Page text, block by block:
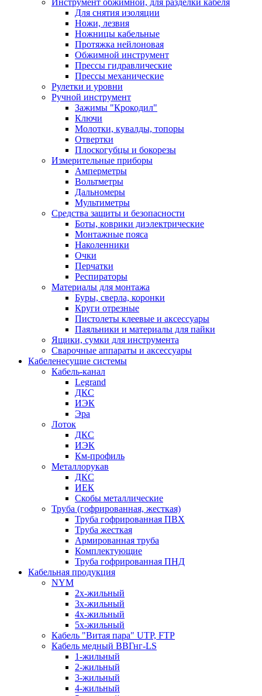
Для снятия изоляции
Ножи, лезвия
Ножницы кабельные
Протяжка нейлоновая
Обжимной инструмент
Прессы гидравлические
Прессы механические
Рулетки и уровни
Ручной инструмент
Зажимы "Крокодил"
Ключи
Молотки, кувалды, топоры
Отвертки
Плоскогубцы и бокорезы
Измерительные приборы
Амперметры
Вольтметры
Дальномеры
Мультиметры
Средства защиты и безопасности
Боты, коврики диэлектрические
Монтажные пояса
Наколенники
Очки
Перчатки
Респираторы
Материалы для монтажа
Буры, сверла, коронки
Круги отрезные
Пистолеты клеевые и аксессуары
Паяльники и материалы для пайки
Ящики, сумки для инструмента
Сварочные аппараты и аксессуары
Кабеленесущие системы
Кабель-канал
Legrand
ДКС
ИЭК
Эра
Лоток
ДКС
ИЭК
Км-профиль
Металлорукав
ДКС
ИЕК
Скобы металлические
Труба (гофрированная, жесткая)
Труба гофрированная ПВХ
Труба жесткая
Армированная труба
Комплектующие
Труба гофрированная ПНД
Кабельная продукция
NYM
2х-жильный
3х-жильный
4х-жильный
5х-жильный
Кабель "Витая пара" UTP, FTP
Кабель медный ВВГнг-LS
1-жильный
2-жильный
3-жильный
4-жильный